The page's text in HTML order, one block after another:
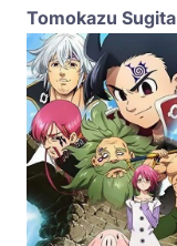
Tomokazu Sugita